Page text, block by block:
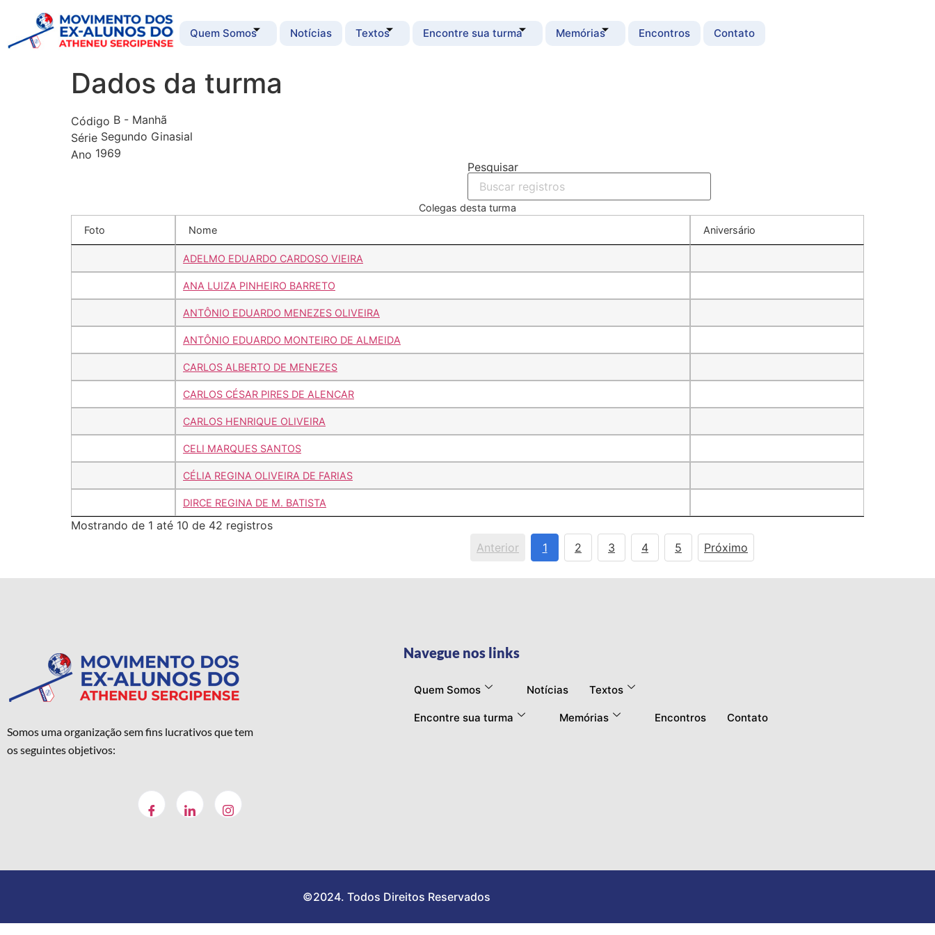
Quem Somos Notícias Textos Encontre sua turma Memórias Encontros Contato
Dados da turma
Código B - Manhã
Série Segundo Ginasial
Ano 1969
Pesquisar
Colegas desta turma
Foto
Nome Aniversário
ADELMO EDUARDO CARDOSO VIEIRA
ANA LUIZA PINHEIRO BARRETO
ANTÔNIO EDUARDO MENEZES OLIVEIRA
ANTÔNIO EDUARDO MONTEIRO DE ALMEIDA
CARLOS ALBERTO DE MENEZES
CARLOS CÉSAR PIRES DE ALENCAR
CARLOS HENRIQUE OLIVEIRA
CELI MARQUES SANTOS
CÉLIA REGINA OLIVEIRA DE FARIAS
DIRCE REGINA DE M. BATISTA
Mostrando de 1 até 10 de 42 registros
Anterior
1 2 3 4 5 Próximo
Somos uma organização sem fins lucrativos que tem
os seguintes objetivos:
Navegue nos links
Quem Somos Notícias Textos
Encontre sua turma Memórias Encontros Contato
©2024. Todos Direitos Reservados